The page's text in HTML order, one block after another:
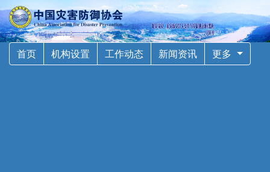
首页 机构设置 工作动态 新闻资讯 更多